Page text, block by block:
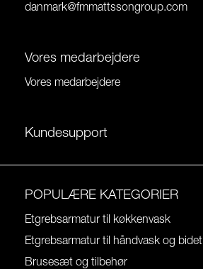
danmark@fmmattssongroup.com
Vores medarbejdere
Vores medarbejdere
Kundesupport
POPULÆRE KATEGORIER
Etgrebsarmatur til køkkenvask
Etgrebsarmatur til håndvask og bidet
Brusesæt og tilbehør